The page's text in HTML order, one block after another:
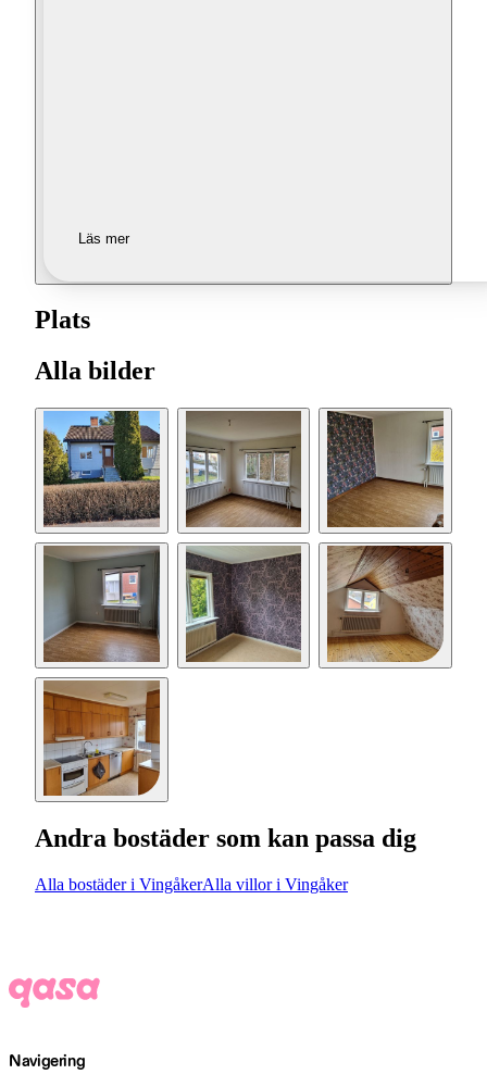
Läs mer
Plats
Alla bilder
Andra bostäder som kan passa dig
Alla bostäder i VingåkerAlla villor i Vingåker
Navigering